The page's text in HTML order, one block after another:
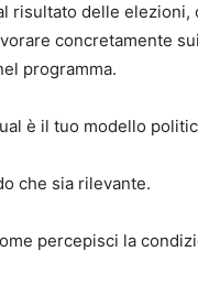
risultato delle elezioni,
concretamente
programma.
è il tuo modello
che sia rilevante.
percepisci la